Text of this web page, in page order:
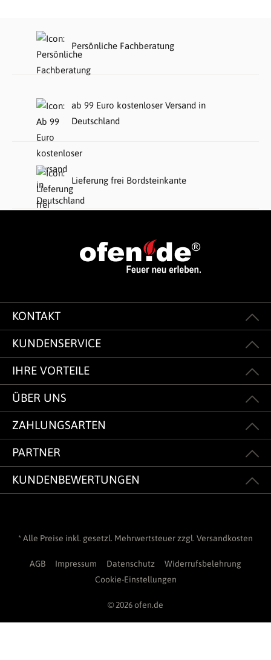
Persönliche Fachberatung
ab 99 Euro kostenloser Versand in
Deutschland
Lieferung frei Bordsteinkante
KONTAKT
KUNDENSERVICE
IHRE VORTEILE
ÜBER UNS
ZAHLUNGSARTEN
PARTNER
KUNDENBEWERTUNGEN
* Alle Preise inkl. gesetzl. Mehrwertsteuer zzgl. Versandkosten
AGB Impressum Datenschutz
Widerrufsbelehrung
Cookie-Einstellungen
© 2026 ofen.de